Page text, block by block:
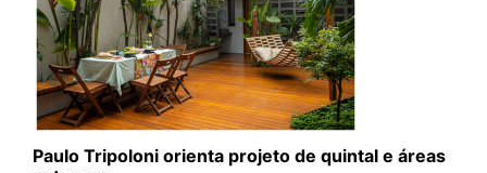
Paulo Tripoloni orienta projeto de quintal e áreas